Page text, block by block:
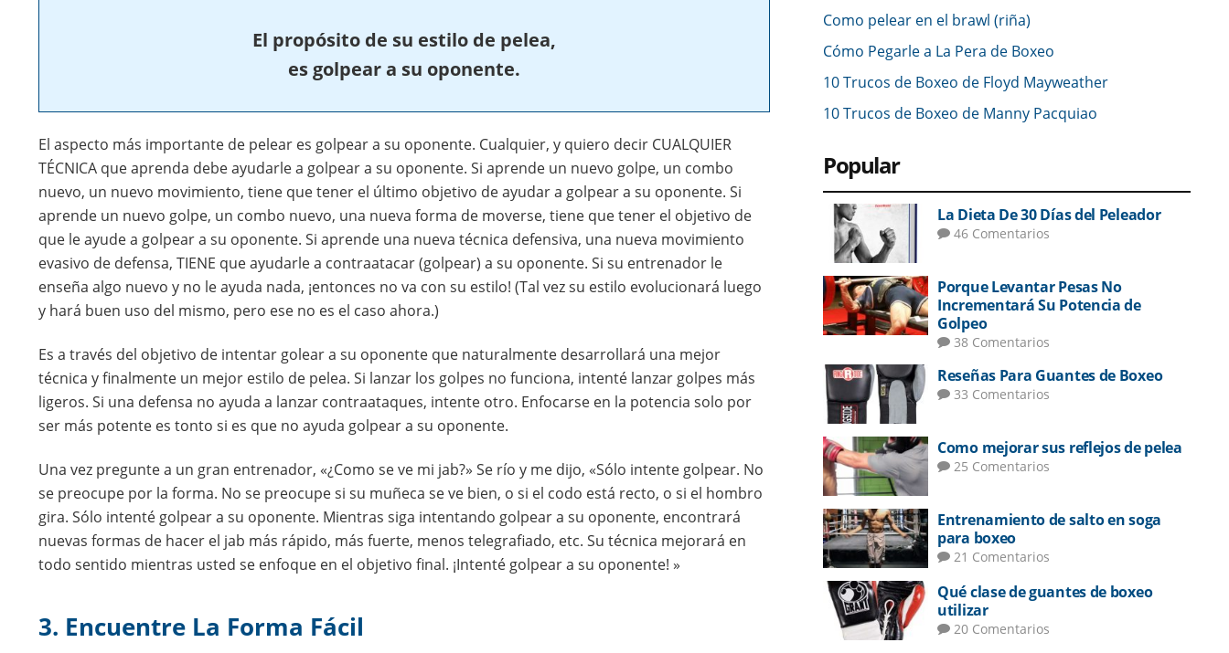
El propósito de su estilo de pelea,
es golpear a su oponente.
El aspecto más importante de pelear es golpear a su oponente. Cualquier, y quiero decir CUALQUIER
TÉCNICA que aprenda debe ayudarle a golpear a su oponente. Si aprende un nuevo golpe, un combo
nuevo, un nuevo movimiento, tiene que tener el último objetivo de ayudar a golpear a su oponente. Si
aprende un nuevo golpe, un combo nuevo, una nueva forma de moverse, tiene que tener el objetivo de
que le ayude a golpear a su oponente. Si aprende una nueva técnica defensiva, una nueva movimiento
evasivo de defensa, TIENE que ayudarle a contraatacar (golpear) a su oponente. Si su entrenador le
enseña algo nuevo y no le ayuda nada, ¡entonces no va con su estilo! (Tal vez su estilo evolucionará luego
y hará buen uso del mismo, pero ese no es el caso ahora.)
Es a través del objetivo de intentar golear a su oponente que naturalmente desarrollará una mejor
técnica y finalmente un mejor estilo de pelea. Si lanzar los golpes no funciona, intenté lanzar golpes más
ligeros. Si una defensa no ayuda a lanzar contraataques, intente otro. Enfocarse en la potencia solo por
ser más potente es tonto si es que no ayuda golpear a su oponente.
Una vez pregunte a un gran entrenador, «¿Como se ve mi jab?» Se río y me dijo, «Sólo intente golpear. No
se preocupe por la forma. No se preocupe si su muñeca se ve bien, o si el codo está recto, o si el hombro
gira. Sólo intenté golpear a su oponente. Mientras siga intentando golpear a su oponente, encontrará
nuevas formas de hacer el jab más rápido, más fuerte, menos telegrafiado, etc. Su técnica mejorará en
todo sentido mientras usted se enfoque en el objetivo final. ¡Intenté golpear a su oponente! »
3. Encuentre La Forma Fácil
Como pelear en el brawl (riña)
Cómo Pegarle a La Pera de Boxeo
10 Trucos de Boxeo de Floyd Mayweather
10 Trucos de Boxeo de Manny Pacquiao
Popular
La Dieta De 30 Días del Peleador
46 Comentarios
Porque Levantar Pesas No
Incrementará Su Potencia de
Golpeo
38 Comentarios
Reseñas Para Guantes de Boxeo
33 Comentarios
Como mejorar sus reflejos de pelea
25 Comentarios
Entrenamiento de salto en soga
para boxeo
21 Comentarios
Qué clase de guantes de boxeo
utilizar
20 Comentarios